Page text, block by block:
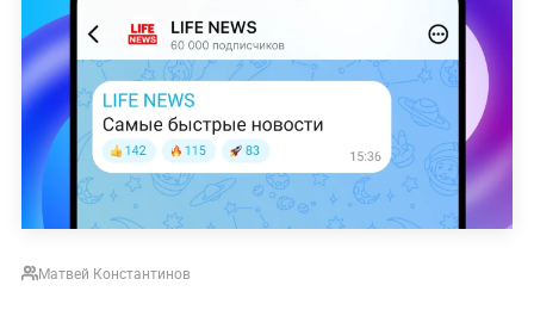
Матвей Константинов